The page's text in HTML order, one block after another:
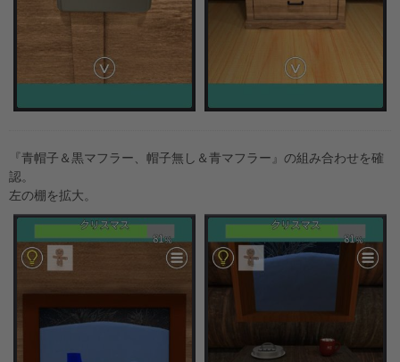
『青帽子＆黒マフラー、帽子無し＆青マフラー』の組み合わせを確
認。
左の棚を拡大。